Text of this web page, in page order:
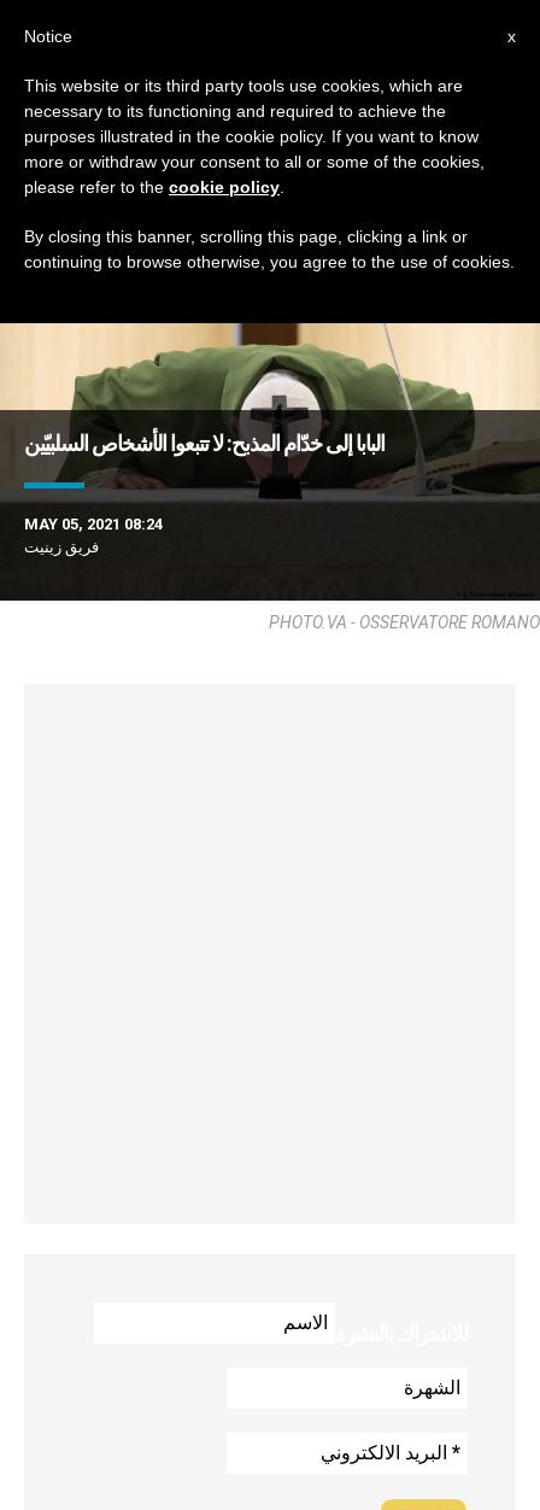
TAG
DERNIÈRES NOUVELLES
البابا إلى خدّام المذبح: لا تتبعوا الأشخاص السلبيّين
MAY 05, 2021 08:24
فريق زينيت
PHOTO.VA - OSSERVATORE ROMANO
x
Notice
This website or its third party tools use cookies, which are
necessary to its functioning and required to achieve the
purposes illustrated in the cookie policy. If you want to know
more or withdraw your consent to all or some of the cookies,
please refer to the cookie policy
By closing this banner, scrolling this page, clicking a link or
continuing to browse otherwise, you agree to the use of cookies.